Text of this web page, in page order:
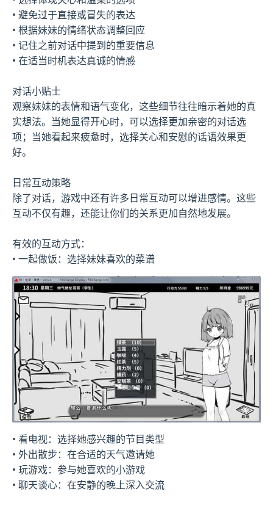
• 避免过于直接或冒失的表达
• 根据妹妹的情绪状态调整回应
• 记住之前对话中提到的重要信息
• 在适当时机表达真诚的情感
对话小贴士
观察妹妹的表情和语气变化，这些细节往往暗示着她的真
实想法。当她显得开心时，可以选择更加亲密的对话选
项；当她看起来疲惫时，选择关心和安慰的话语效果更
好。
日常互动策略
除了对话，游戏中还有许多日常互动可以增进感情。这些
互动不仅有趣，还能让你们的关系更加自然地发展。
有效的互动方式：
• 一起做饭：选择妹妹喜欢的菜谱
• 看电视：选择她感兴趣的节目类型
• 外出散步：在合适的天气邀请她
• 玩游戏：参与她喜欢的小游戏
• 聊天谈心：在安静的晚上深入交流